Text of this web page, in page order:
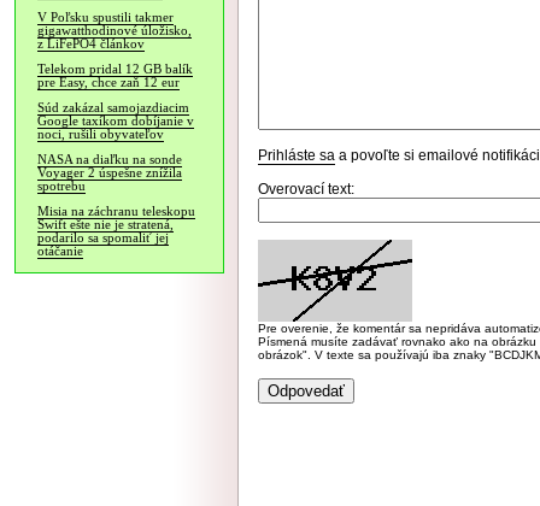
V Poľsku spustili takmer
gigawatthodinové úložisko,
z LiFePO4 článkov
Telekom pridal 12 GB balík
pre Easy, chce zaň 12 eur
Súd zakázal samojazdiacim
Google taxíkom dobíjanie v
noci, rušili obyvateľov
NASA na diaľku na sonde
Voyager 2 úspešne znížila
spotrebu
Misia na záchranu teleskopu
Swift ešte nie je stratená,
podarilo sa spomaliť jej
otáčanie
Prihláste sa a povoľte si emailové
Overovací text:
Pre overenie, že komentár sa nepridáva
Písmená musíte zadávať rovnako ako na
obrázok". V texte sa používajú iba znaky